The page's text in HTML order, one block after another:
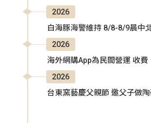
2026
白海豚海警維持 8/8-8/9晨中
2026
海外網購App為民間營運 收費
2026
台東窯藝慶父親節 邀父子做